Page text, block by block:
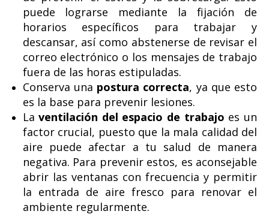
puede lograrse mediante la fijación de
horarios específicos para trabajar y
descansar, así como abstenerse de revisar el
correo electrónico o los mensajes de trabajo
fuera de las horas estipuladas.
Conserva una postura correcta, ya que esto
es la base para prevenir lesiones.
Laventilación del espacio de trabajo es un
factor crucial, puesto que la mala calidad del
aire puede afectar a tu salud de manera
negativa. Para prevenir estos, es aconsejable
abrir las ventanas con frecuencia y permitir
la entrada de aire fresco para renovar el
ambiente regularmente.